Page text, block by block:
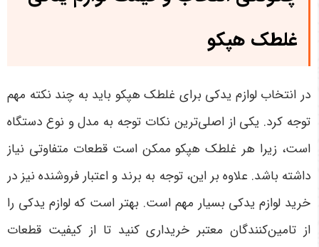
غلطک هپکو
در انتخاب لوازم یدکی برای غلطک هپکو باید به چند نکته مهم
توجه کرد. یکی از اصلی‌ترین نکات توجه به مدل و نوع دستگاه
است، زیرا هر غلطک هپکو ممکن است قطعات متفاوتی نیاز
داشته باشد. علاوه بر این، توجه به برند و اعتبار فروشنده نیز در
خرید لوازم یدکی بسیار مهم است. بهتر است که لوازم یدکی را
از تامین‌کنندگان معتبر خریداری کنید تا از کیفیت قطعات